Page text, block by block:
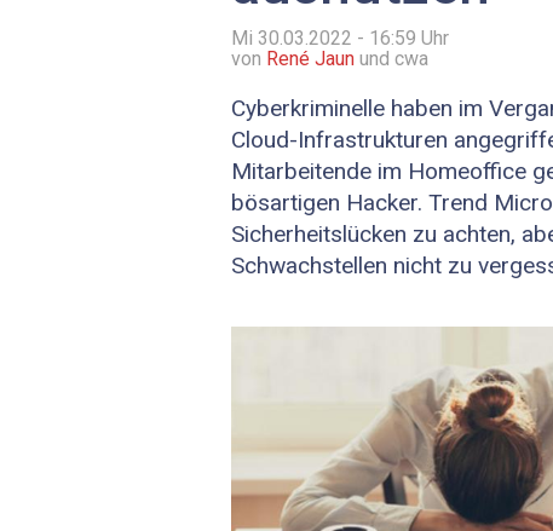
Mi 30.03.2022 - 16:59 Uhr
von René Jaun und cwa
Cyberkriminelle haben im
Cloud-Infrastrukturen
Mitarbeitende im Homeoffice
bösartigen Hacker. Trend
Sicherheitslücken zu achten,
Schwachstellen nicht zu